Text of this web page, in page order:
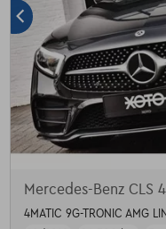
Mercedes-Benz CLS
4MATIC 9G-TRONIC AMG